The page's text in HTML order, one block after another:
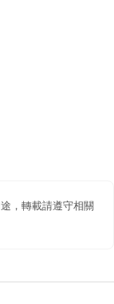
，轉載請遵守相關